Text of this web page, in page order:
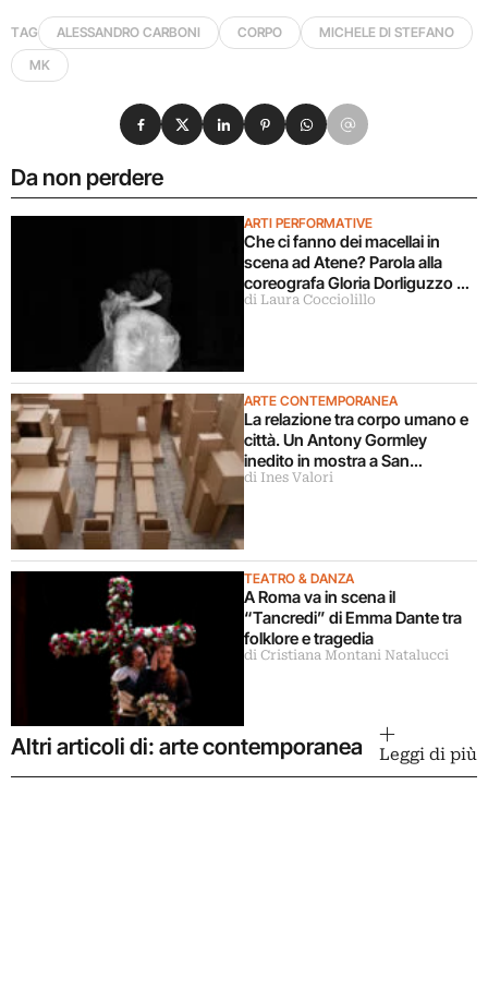
TAG ALESSANDRO CARBONI CORPO
MICHELE DI STEFANO
MK
Da non perdere
ARTI PERFORMATIVE
Che ci fanno dei macellai in
scena ad Atene? Parola alla
coreografa Gloria Dorliguzzo e
la storica Lucia Amara
di Laura Cocciolillo
ARTE CONTEMPORANEA
La relazione tra corpo umano e
città. Un Antony Gormley
inedito in mostra a San
Gimignano
di Ines Valori
TEATRO & DANZA
A Roma va in scena il
“Tancredi” di Emma Dante tra
folklore e tragedia
di Cristiana Montani Natalucci
Condividi su Facebook
Condividi su X
Condividi su LinkedIn
Condividi su Pinterest
Condividi su WhatsApp
Condividi su Email
Altri articoli di: arte contemporanea Leggi di più